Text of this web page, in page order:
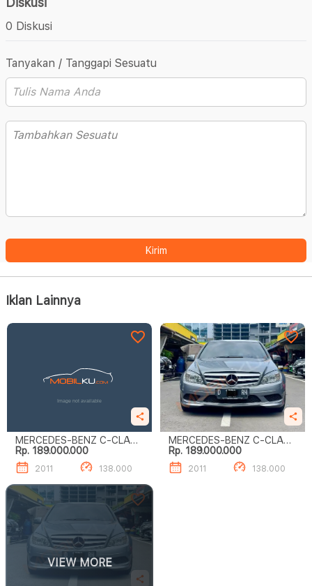
0 Diskusi
Tanyakan / Tanggapi Sesuatu
Kirim
Iklan Lainnya
MERCEDES-BENZ C-CLASS
C200 CGI
Rp. 189.000.000
2011 138.000
MERCEDES-BENZ C-CLASS
C200 CGI
Rp. 189.000.000
2011 138.000
VIEW MORE